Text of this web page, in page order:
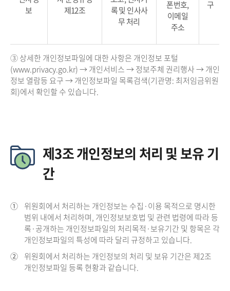
보
제12조
록 및 인사사
무 처리
폰번호,
이메일
주소
구
③ 상세한 개인정보파일에 대한 사항은 개인정보 포털
(www.privacy.go.kr) → 개인서비스 → 정보주체 권리행사 → 개인
정보 열람등 요구 → 개인정보파일 목록검색(기관명: 최저임금위원
회)에서 확인할 수 있습니다.
제3조 개인정보의 처리 및 보유 기
간
① 위원회에서 처리하는 개인정보는 수집·이용 목적으로 명시한
범위 내에서 처리하며, 개인정보보호법 및 관련 법령에 따라 등
록·공개하는 개인정보파일의 처리목적·보유기간 및 항목은 각
개인정보파일의 특성에 따라 달리 규정하고 있습니다.
② 위원회에서 처리하는 개인정보의 처리 및 보유 기간은 제2조
개인정보파일 등록 현황과 같습니다.